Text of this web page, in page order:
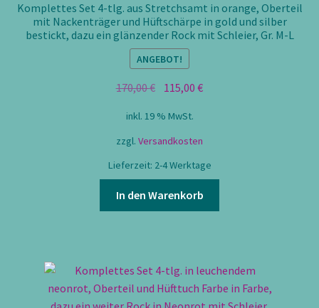
Komplettes Set 4-tlg. aus Stretchsamt in orange, Oberteil
mit Nackenträger und Hüftschärpe in gold und silber
bestickt, dazu ein glänzender Rock mit Schleier, Gr. M-L
ANGEBOT!
170,00€ Ursprünglicher
war:
170,00 €
115,00€Aktueller
inkl. 19 % MwSt.
zzgl. Versandkosten
Lieferzeit: 2-4 Werktage
In den Warenkorb